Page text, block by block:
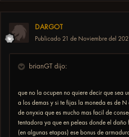
DARGOT
Publicado 21 de Noviembre del
brianGT dijo:
que no la ocupen no quiere decir que sea
a los demas y si te fijas la moneda es de
de onyxia que es mucho mas facil de
tentadora ya que en peleas donde el
(en algunas etapas) ese bonus de